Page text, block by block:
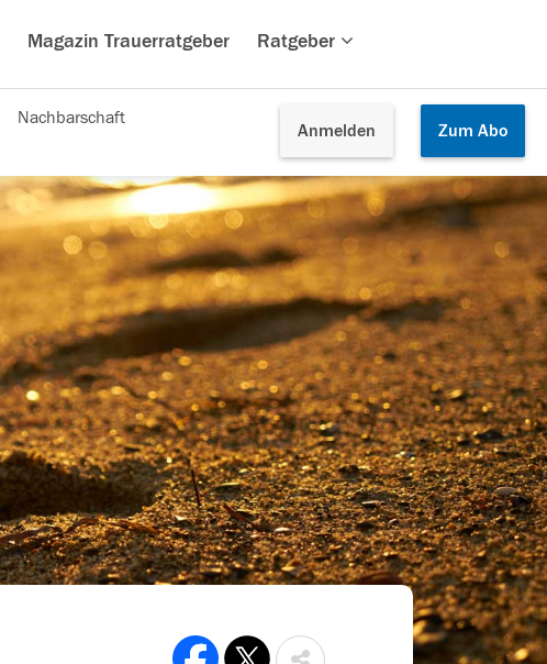
Magazin Trauerratgeber Ratgeber
Anmelden Zum Abo
Nachbarschaft